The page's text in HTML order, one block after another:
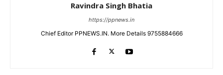
Ravindra Singh Bhatia
https://ppnews.in
Chief Editor PPNEWS.IN. More Details 9755884666